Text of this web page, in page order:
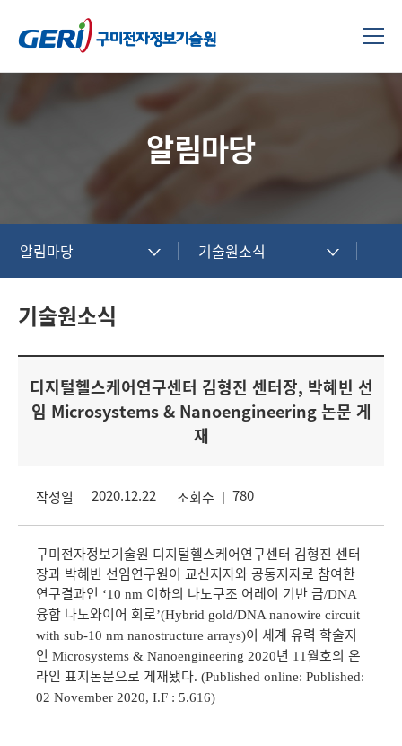
알림마당
알림마당 기술원소식
기술원소식
디지털헬스케어연구센터 김형진 센터장, 박혜빈 선
임 Microsystems & Nanoengineering 논문 게
재
작성일 2020.12.22 조회수 780
구미전자정보기술원 디지털헬스케어연구센터 김형진 센터
장과 박혜빈 선임연구원이 교신저자와 공동저자로 참여한
연구결과인 ‘10 nm 이하의 나노구조 어레이 기반 금/DNA
융합 나노와이어 회로’(Hybrid gold/DNA nanowire circuit
with sub-10 nm nanostructure arrays)이 세계 유력 학술지
인 Microsystems & Nanoengineering 2020년 11월호의 온
라인 표지논문으로 게재됐다. (Published online: Published:
02 November 2020, I.F : 5.616)